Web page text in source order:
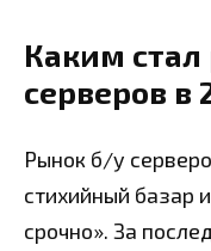
Каким
серверов в
Рынок б/у
стихийный базар
срочно». За